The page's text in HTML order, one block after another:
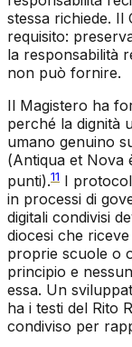
stessa richiede. Il
requisito:
la responsabilità
non può fornire.
Il Magistero ha
perché la dignità
umano genuino
(Antiqua et Nova
punti).11 I
in processi di
digitali condivisi
diocesi che
proprie scuole o
principio e
essa. Un
ha i testi del Rito
condiviso per